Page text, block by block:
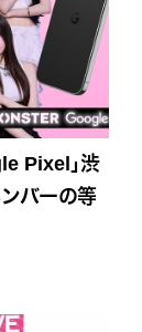
Pixel」渋
バーの等